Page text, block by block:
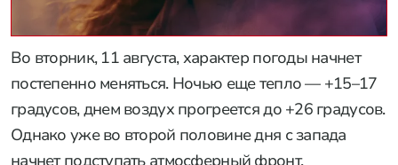
Во вторник, 11 августа, характер погоды начнет
постепенно меняться. Ночью еще тепло — +15–17
градусов, днем воздух прогреется до +26 градусов.
Однако уже во второй половине дня с запада
начнет подступать атмосферный фронт.